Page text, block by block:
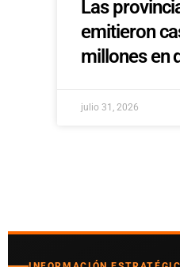
Las
emitieron
millones en
julio 31, 2026